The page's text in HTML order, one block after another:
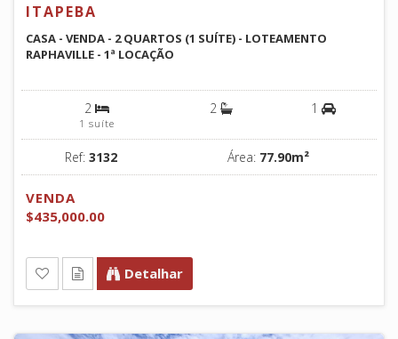
ITAPEBA
CASA - VENDA - 2 QUARTOS (1 SUÍTE) - LOTEAMENTO
RAPHAVILLE - 1ª LOCAÇÃO
2
1 suíte
2 1
Ref: 3132 Área: 77.90m²
VENDA
$435,000.00
Detalhar